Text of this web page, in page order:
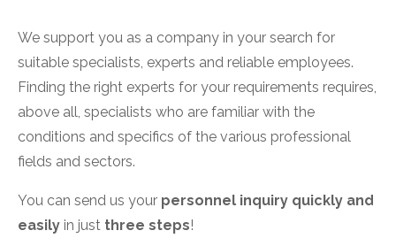
We support you as a company in your search for
suitable specialists, experts and reliable employees.
Finding the right experts for your requirements requires,
above all, specialists who are familiar with the
conditions and specifics of the various professional
fields and sectors.
You can send us your personnel inquiry quickly and
easily in just three steps!